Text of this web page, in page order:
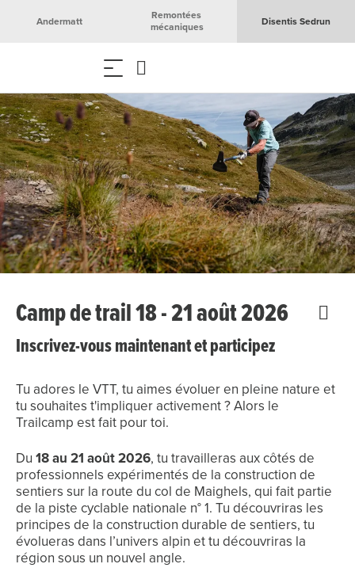
Andermatt
Remontées
mécaniques
Disentis Sedrun
Camp de trail 18 - 21 août 2026
Inscrivez-vous maintenant et participez
Tu adores le VTT, tu aimes évoluer en pleine nature et
tu souhaites t'impliquer activement ? Alors le
Trailcamp est fait pour toi.
Du18 au 21 août 2026, tu travailleras aux côtés de
professionnels expérimentés de la construction de
sentiers sur la route du col de Maighels, qui fait partie
de la piste cyclable nationale n° 1. Tu découvriras les
principes de la construction durable de sentiers, tu
évolueras dans l’univers alpin et tu découvriras la
région sous un nouvel angle.